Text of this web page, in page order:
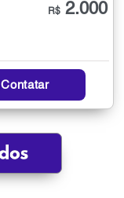
R$ 2.000
Contatar